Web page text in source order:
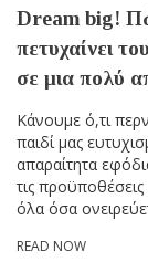
Dream big!
πετυχαίνει
σε μια πολύ
Κάνουμε ό,τι
παιδί μας
απαραίτητα
τις
όλα όσα
READ NOW